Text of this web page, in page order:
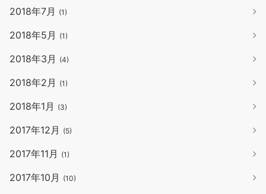
2018年7月 (1)
2018年5月 (1)
2018年3月 (4)
2018年2月 (1)
2018年1月 (3)
2017年12月 (5)
2017年11月 (1)
2017年10月 (10)